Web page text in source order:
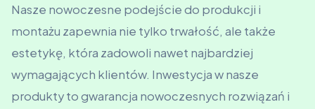
Nasze nowoczesne podejście do produkcji i
montażu zapewnia nie tylko trwałość, ale także
estetykę, która zadowoli nawet najbardziej
wymagających klientów. Inwestycja w nasze
produkty to gwarancja nowoczesnych rozwiązań i